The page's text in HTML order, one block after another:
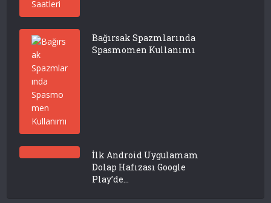
Bağırsak Spazmlarında
Spasmomen Kullanımı
İlk Android Uygulamam
Dolap Hafızası Google
Play’de...